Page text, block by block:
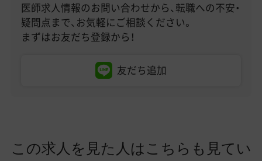
医師求人情報のお問い合わせから、転職への不安・
疑問点まで、お気軽にご相談ください。
まずはお友だち登録から！
友だち追加
この求人を見た人はこちらも見てい